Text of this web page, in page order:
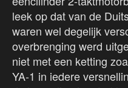
leek op dat van de
waren wel degelijk
overbrenging werd
niet met een ketting
YA-1 in iedere